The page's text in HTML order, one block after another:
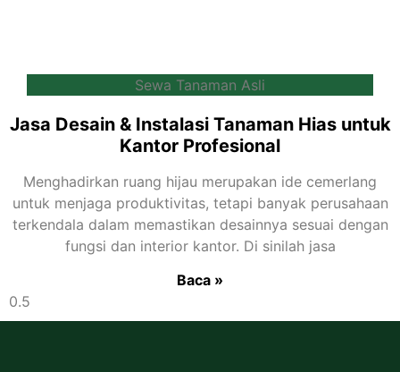
Sewa Tanaman Asli
Jasa Desain & Instalasi Tanaman Hias untuk
Kantor Profesional
Menghadirkan ruang hijau merupakan ide cemerlang
untuk menjaga produktivitas, tetapi banyak perusahaan
terkendala dalam memastikan desainnya sesuai dengan
fungsi dan interior kantor. Di sinilah jasa
Baca »